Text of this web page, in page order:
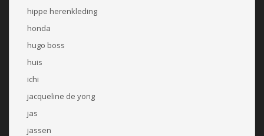
hippe herenkleding
honda
hugo boss
huis
ichi
jacqueline de yong
jas
jassen